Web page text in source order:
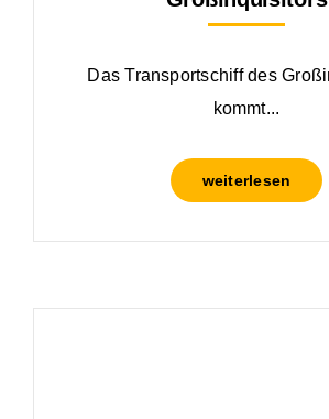
Das Transportschiff des
kommt...
weiterlesen